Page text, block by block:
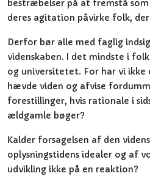
bestræbelser på at fremstå
deres agitation påvirke folk,
Derfor bør alle med faglig
videnskaben. I det mindste i
og universitetet. For har vi
hævde viden og afvise
forestillinger, hvis rationale i
ældgamle bøger?
Kalder forsagelsen af den
oplysningstidens idealer og af
udvikling ikke på en reaktion?